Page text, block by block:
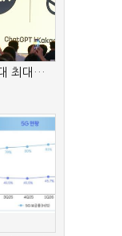
최대…